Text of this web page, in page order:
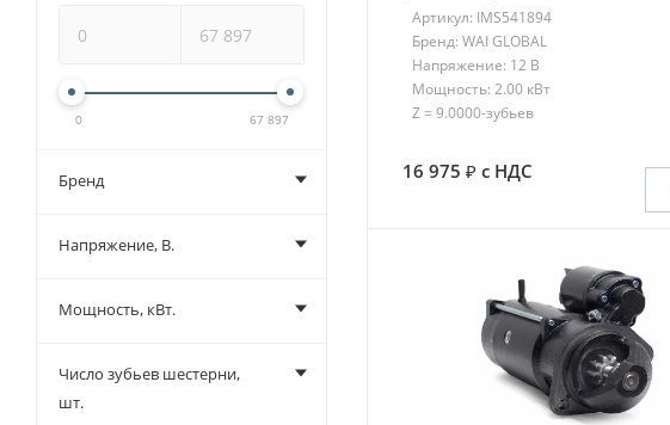
Артикул: IMS541894
Бренд: WAI GLOBAL
Напряжение: 12 В
Мощность: 2.00 кВт
Z = 9.0000-зубьев
16 975 с НДС
0 67 897
Бренд
Напряжение, В.
Мощность, кВт.
Число зубьев шестерни,
шт.